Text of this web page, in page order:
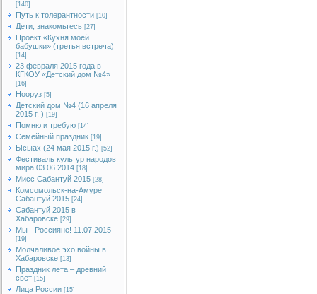
[140]
Путь к толерантности [10]
Дети, знакомьтесь [27]
Проект «Кухня моей
бабушки» (третья встреча)
[14]
23 февраля 2015 года в
КГКОУ «Детский дом №4»
[16]
Нооруз [5]
Детский дом №4 (16 апреля
2015 г. ) [19]
Помню и требую [14]
Семейный праздник [19]
Ысыах (24 мая 2015 г.) [52]
Фестиваль культур народов
мира 03.06.2014 [18]
Мисс Сабантуй 2015 [28]
Комсомольск-на-Амуре
Сабантуй 2015 [24]
Сабантуй 2015 в
Хабаровске [29]
Мы - Россияне! 11.07.2015
[19]
Молчаливое эхо войны в
Хабаровске [13]
Праздник лета – древний
свет [15]
Лица России [15]